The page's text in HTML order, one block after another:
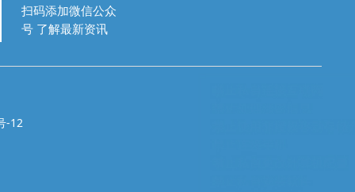
扫码添加微信公众
号 了解最新资讯
-12